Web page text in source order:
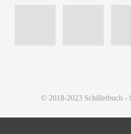
© 2018-2023 Schillerbuch -